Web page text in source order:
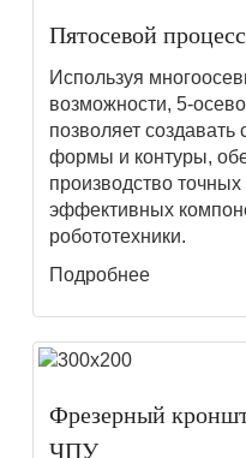
Пятосевой процесс
Используя
возможности, 5-
позволяет
формы и контуры,
производство точных
эффективных
робототехники.
Подробнее
Фрезерный
ЧПУ